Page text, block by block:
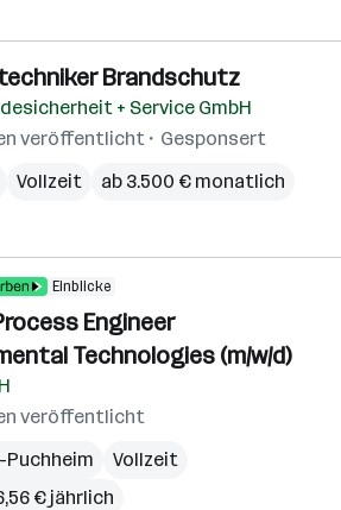
Brandschutz
+ Service GmbH
veröffentlicht
Gesponsert
Vollzeit ab 3.500 € monatlich
Einblicke
Engineer
Technologies (m/w/d)
veröffentlicht
Vollzeit
€ jährlich